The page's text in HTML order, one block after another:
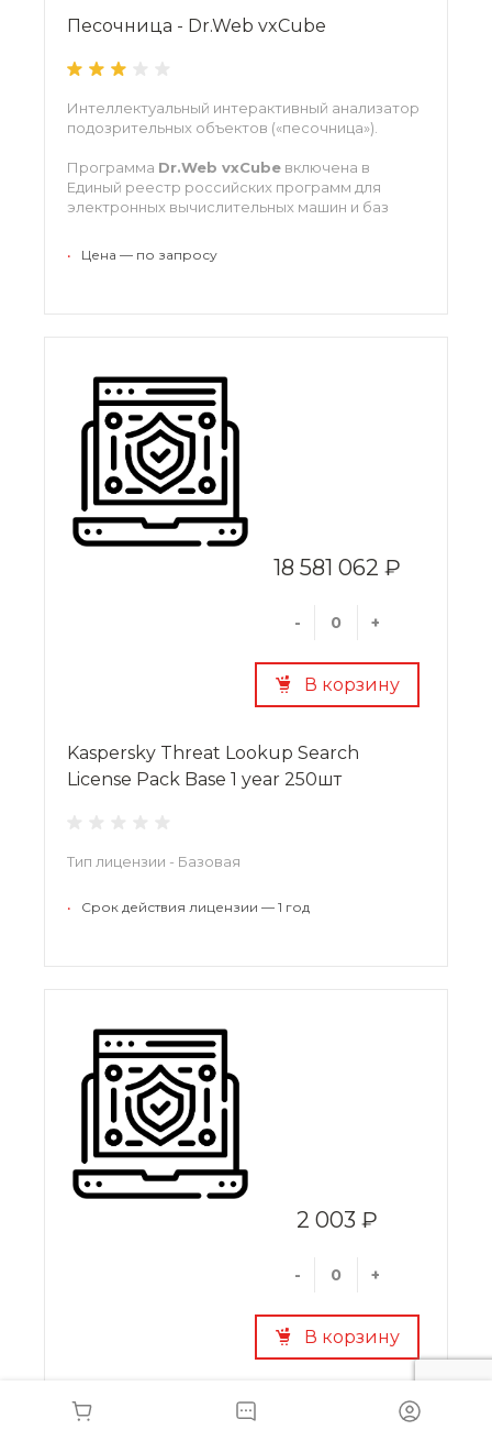
Песочница - Dr.Web vxCube
Интеллектуальный интерактивный анализатор
подозрительных объектов («песочница»).
Программа Dr.Web vxCube включена в
Единый реестр российских программ для
электронных вычислительных машин и баз
Нажмите «Заказать»
• Цена — по запросу
18 581 062 ₽
- +
В корзину
Kaspersky Threat Lookup Search
License Pack Base 1 year 250шт
Тип лицензии - Базовая
• Срок действия лицензии — 1 год
2 003 ₽
- +
В корзину
Kaspersky Endpoint Security Cloud,